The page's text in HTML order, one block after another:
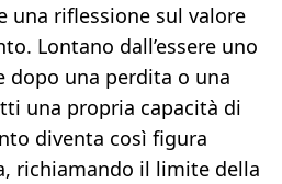
una riflessione sul valore
Lontano dall’essere uno
dopo una perdita o una
una propria capacità di
diventa così figura
richiamando il limite della